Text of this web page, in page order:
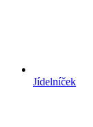
Jídelníček